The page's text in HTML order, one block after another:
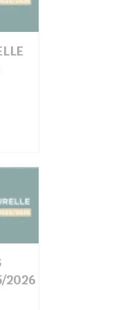
2026